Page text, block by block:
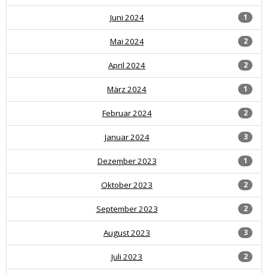
1
Juni 2024
2
Mai 2024
2
April 2024
1
März 2024
2
Februar 2024
3
Januar 2024
1
Dezember 2023
2
Oktober 2023
2
September 2023
3
August 2023
2
Juli 2023